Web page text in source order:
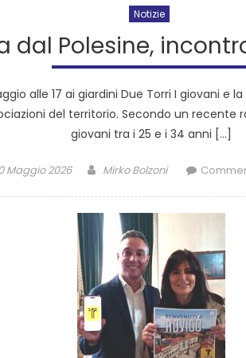
Notizie
dal Polesine,
alle 17 ai giardini Due Torri I giovani e
del territorio. Secondo un recente
giovani tra i 25 e i 34 anni […]
Maggio 2026 Mirko Bolzoni